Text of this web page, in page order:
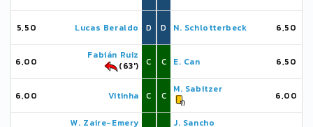
5,50 Lucas Beraldo D
6,00
Fabián Ruiz
(63')
C
6,00 Vitinha C
W. Zaire-Emery
D N. Schlotterbeck 6,50
C E. Can 6,50
C
M. Sabitzer
6,00
J. Sancho